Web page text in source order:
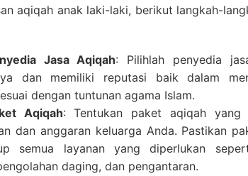
aqiqah anak laki-laki, berikut langkah-
Jasa Aqiqah: Pilihlah penyedia
dan memiliki reputasi baik dalam
dengan tuntunan agama Islam.
Aqiqah: Tentukan paket aqiqah yang
dan anggaran keluarga Anda. Pastikan
semua layanan yang diperlukan
daging, dan pengantaran.